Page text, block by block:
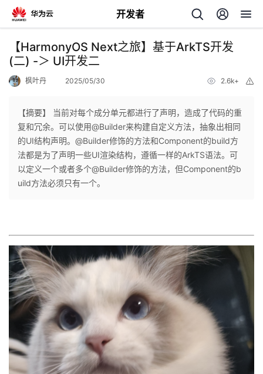
开发者
返
回
个
人
我
发
者
我
的
博
我
的
我
【HarmonyOS Next之旅】基于ArkTS开发
(二) -＞ UI开发二
枫叶丹 2025/05/30 2.6k+
【摘要】 当前对每个成分单元都进行了声明，造成了代码的重
复和冗余。可以使用@Builder来构建自定义方法，抽象出相同
的UI结构声明。@Builder修饰的方法和Component的build方
法都是为了声明一些UI渲染结构，遵循一样的ArkTS语法。可
以定义一个或者多个@Builder修饰的方法，但Component的b
uild方法必须只有一个。